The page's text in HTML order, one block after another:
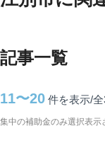
記事一覧
11〜20 件を表示/
集中の補助金のみ選択表示